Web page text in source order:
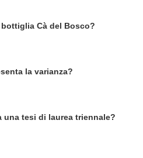
Cà del Bosco?
la varianza?
una tesi di laurea triennale?